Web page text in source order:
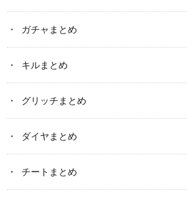
ガチャまとめ
キルまとめ
グリッチまとめ
ダイヤまとめ
チートまとめ